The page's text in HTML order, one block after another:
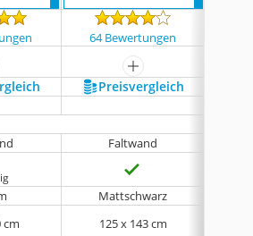
64 Bewertungen
anzeigen
mehr anzeigen
Preis­vergleich
Faltwand
Mattschwarz
cm 125 x 143 cm